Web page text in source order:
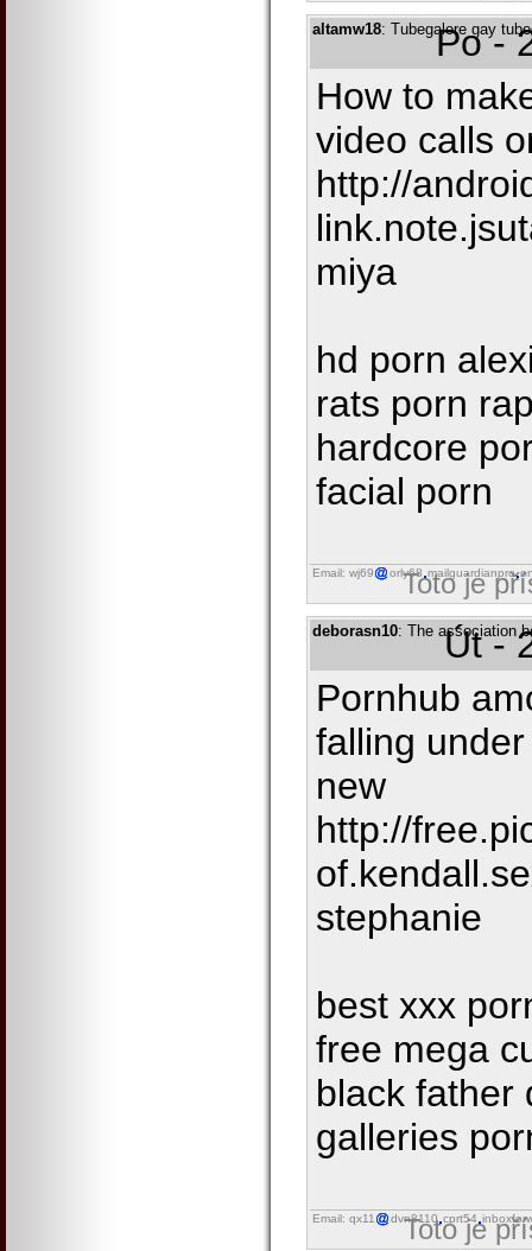
altamw18: Tubegalore gay
Po -
How to
video calls
http://
miya
hd porn
rats porn
hardcore
facial porn
Email: wj69 orly68 mailguardianpro
Toto je
deborasn10: The association
Út -
Pornhub
falling
new
http://
stephanie
best xxx
free mega
black father
galleries
Email: qx11 dvn8110 cprt54
Toto je